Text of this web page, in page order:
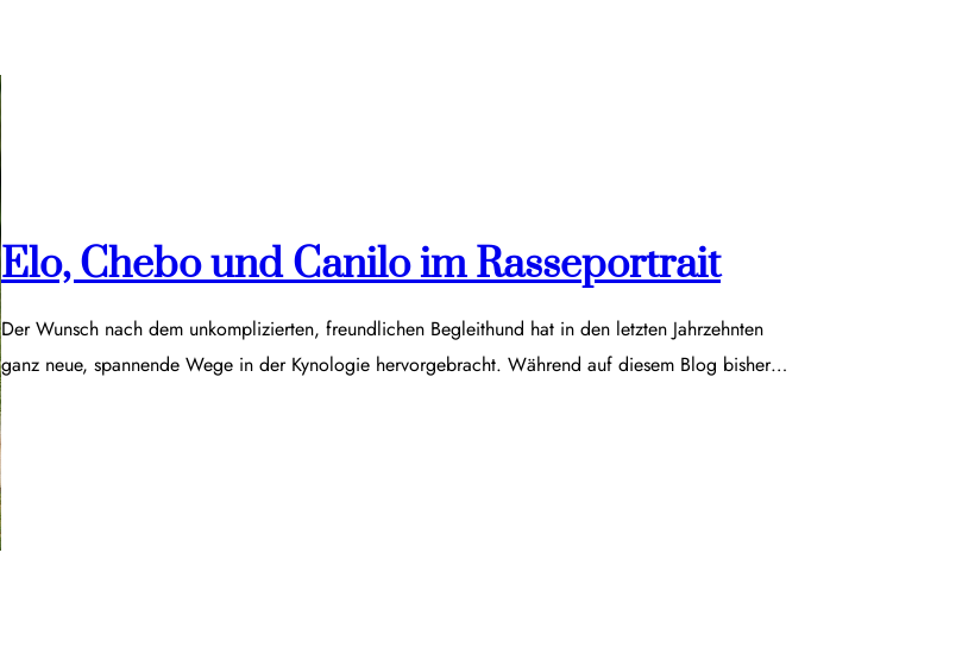
Elo, Chebo und Canilo im Rasseportrait
Der Wunsch nach dem unkomplizierten, freundlichen Begleithund hat in den letzten Jahrzehnten
ganz neue, spannende Wege in der Kynologie hervorgebracht. Während auf diesem Blog bisher…